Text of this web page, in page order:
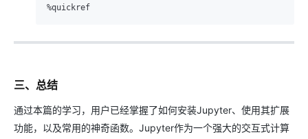
三、总结
通过本篇的学习，用户已经掌握了如何安装Jupyter、使用其扩展
功能，以及常用的神奇函数。Jupyter作为一个强大的交互式计算